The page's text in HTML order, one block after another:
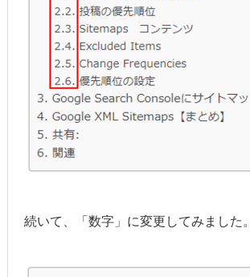
続いて、「数字」に変更してみました。